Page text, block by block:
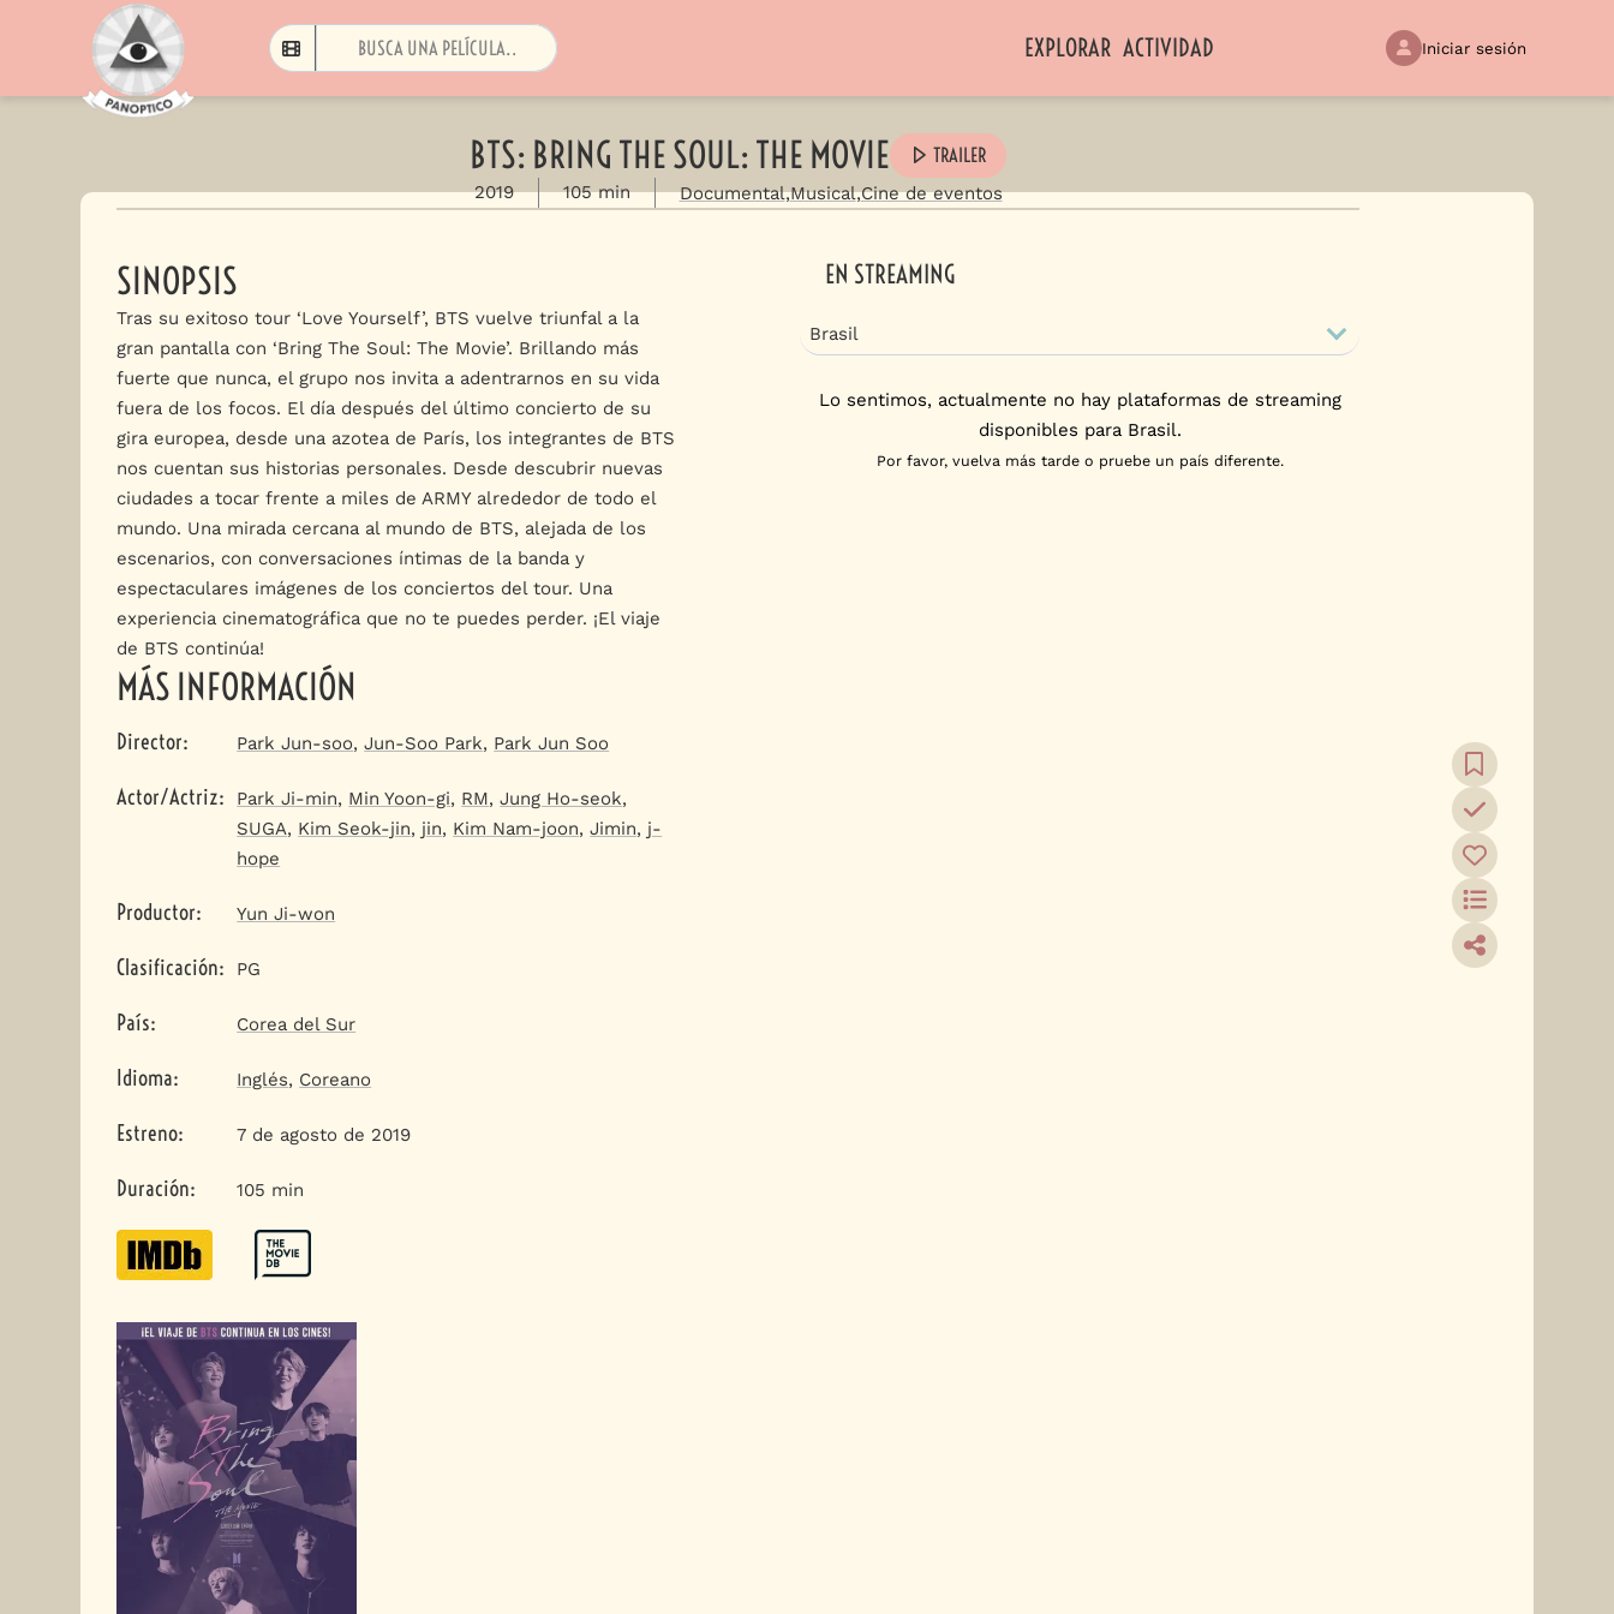
EXPLORAR ACTIVIDAD Iniciar sesión
BTS: BRING THE SOUL: THE MOVIE TRAILER
2019 105 min Documental Musical Cine de eventos
SINOPSIS
Tras su exitoso tour ‘Love Yourself’, BTS vuelve triunfal a la
gran pantalla con ‘Bring The Soul: The Movie’. Brillando más
fuerte que nunca, el grupo nos invita a adentrarnos en su vida
fuera de los focos. El día después del último concierto de su
gira europea, desde una azotea de París, los integrantes de BTS
nos cuentan sus historias personales. Desde descubrir nuevas
ciudades a tocar frente a miles de ARMY alrededor de todo el
mundo. Una mirada cercana al mundo de BTS, alejada de los
escenarios, con conversaciones íntimas de la banda y
espectaculares imágenes de los conciertos del tour. Una
experiencia cinematográfica que no te puedes perder. ¡El viaje
de BTS continúa!
MÁS INFORMACIÓN
Director: Park Jun-soo,Jun-Soo Park, Park Jun Soo
Actor/Actriz: Park Ji-min, Min Yoon-gi, RM,Jung Ho-seok,
SUGA, Kim Seok-jin, jin, Kim Nam-joon,Jimin, j-
hope
Productor: Yun Ji-won
Clasificación: PG
País: Corea del Sur
Idioma: Inglés, Coreano
Estreno: 7 de agosto de 2019
Duración: 105 min
EN STREAMING
Brasil
Lo sentimos, actualmente no hay plataformas de streaming
disponibles para Brasil.
Por favor, vuelva más tarde o pruebe un país diferente.